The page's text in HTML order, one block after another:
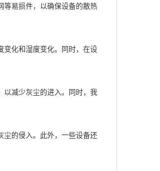
等易损件，以确保设备的散热
变化和湿度变化。同时，在设
以减少灰尘的进入。同时，我
尘的侵入。此外，一些设备还